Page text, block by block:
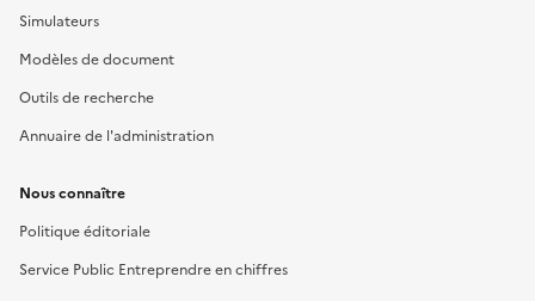
Simulateurs
Modèles de document
Outils de recherche
Annuaire de l'administration
Nous connaître
Politique éditoriale
Service Public Entreprendre en chiffres